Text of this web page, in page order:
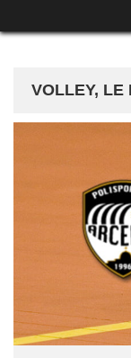
VOLLEY, LE